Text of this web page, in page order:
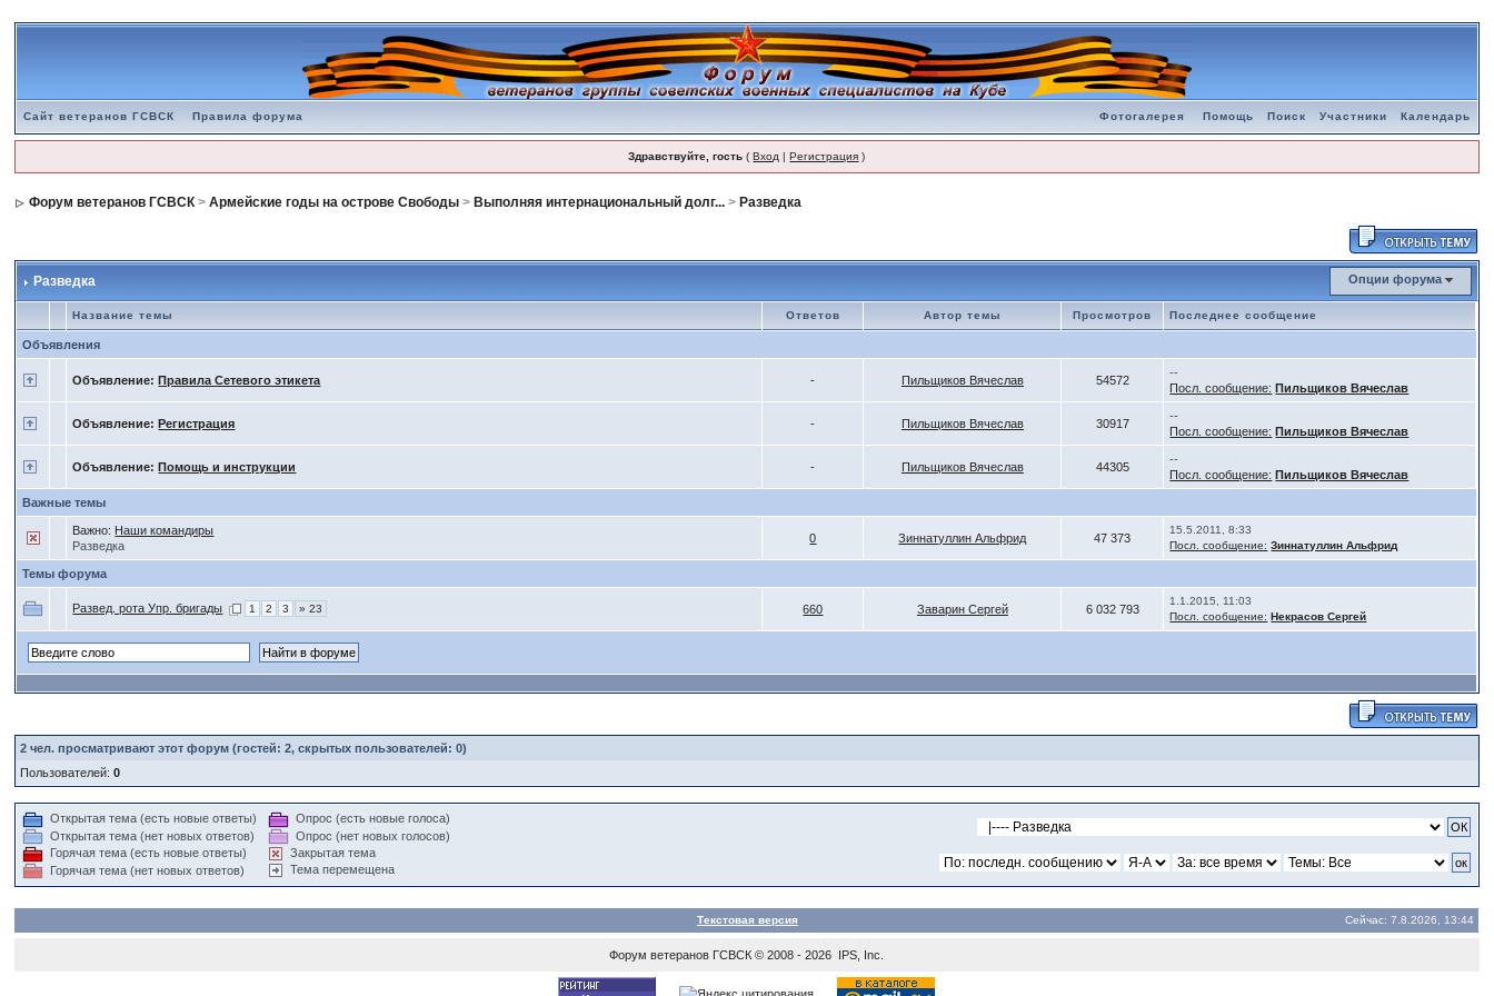
Сайт ветеранов ГСВСК Правила форума Фотогалерея Помощь Поиск Участники Календарь
Здравствуйте, гость (Вход |Регистрация )
Форум ветеранов ГСВСК >Армейские годы на острове Свободы > Выполняя интернациональный долг... > Разведка
Разведка Опции форума
Название темы Ответов Автор темы Просмотров Последнее сообщение
Объявления
Объявление:Правила Сетевого этикета - Пильщиков Вячеслав 54572
--
Посл. сообщение: Пильщиков Вячеслав
Объявление:Регистрация - Пильщиков Вячеслав 30917
--
Посл. сообщение: Пильщиков Вячеслав
Объявление:Помощь и инструкции - Пильщиков Вячеслав 44305
--
Посл. сообщение: Пильщиков Вячеслав
Важные темы
Важно: Наши командиры
Разведка
0 Зиннатуллин Альфрид 47 373
15.5.2011, 8:33
Посл. сообщение: Зиннатуллин Альфрид
Темы форума
Развед. рота Упр. бригады 1 2 3 » 23 660 Заварин Сергей 6 032 793
1.1.2015, 11:03
Посл. сообщение: Некрасов Сергей
2 чел. просматривают этот форум (гостей: 2, скрытых пользователей: 0)
Пользователей:0
Открытая тема (есть новые ответы)
Открытая тема (нет новых ответов)
Горячая тема (есть новые ответы)
Горячая тема (нет новых ответов)
Опрос (есть новые голоса)
Опрос (нет новых голосов)
Закрытая тема
Тема перемещена
Текстовая версия Сейчас: 7.8.2026, 13:44
Форум ветеранов ГСВСК © 2008 - 2026 IPS, Inc.